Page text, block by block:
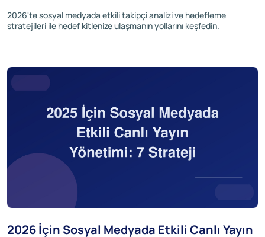
2026'te sosyal medyada etkili takipçi analizi ve hedefleme
stratejileri ile hedef kitlenize ulaşmanın yollarını keşfedin.
2026 İçin Sosyal Medyada Etkili Canlı Yayın